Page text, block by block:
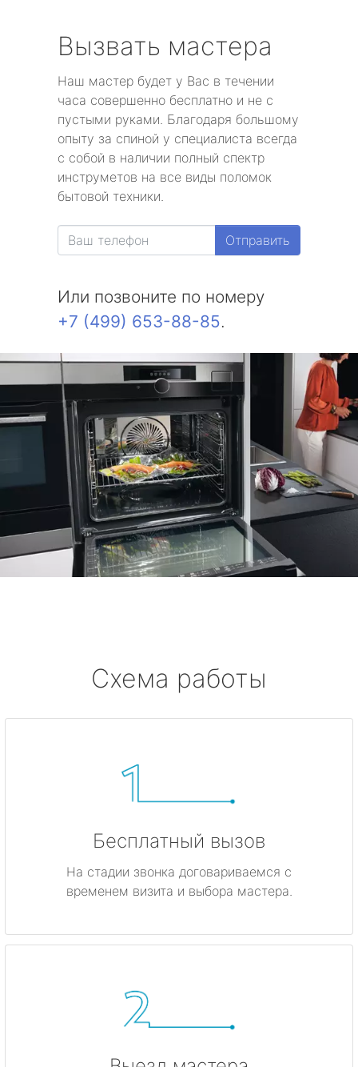
Вызвать мастера
Наш мастер будет у Вас в течении
часа совершенно бесплатно и не с
пустыми руками. Благодаря большому
опыту за спиной у специалиста всегда
с собой в наличии полный спектр
инструметов на все виды поломок
бытовой техники.
Отправить
Или позвоните по номеру
+7 (499) 653-88-85.
Схема работы
Бесплатный вызов
На стадии звонка договариваемся с
временем визита и выбора мастера.